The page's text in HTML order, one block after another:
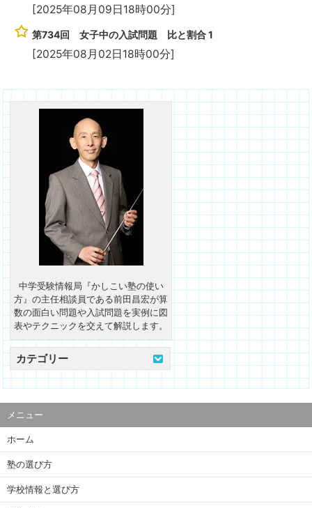
[2025年08月09日18時00分]
第734回 女子中の入試問題 比と割合 1
[2025年08月02日18時00分]
中学受験情報局『かしこい塾の使い
方』の主任相談員である前田昌宏が算
数の面白い問題や入試問題を実例に図
表やテクニックを交えて解説します。
カテゴリー
メニュー
ホーム
塾の選び方
学校情報と選び方